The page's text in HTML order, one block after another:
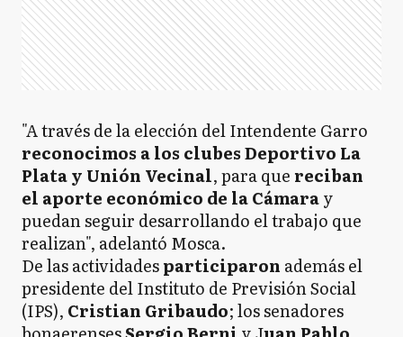
"A través de la elección del Intendente Garro
reconocimos a los clubes Deportivo La
Plata y Unión Vecinal, para que reciban
el aporte económico de la Cámaray
puedan seguir desarrollando el trabajo que
realizan", adelantó Mosca.
De las actividadesparticiparon además el
presidente del Instituto de Previsión Social
(IPS), Cristian Gribaudo; los senadores